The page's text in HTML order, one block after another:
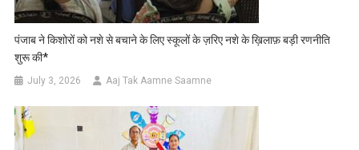
पंजाब ने किशोरों को नशे से बचाने के लिए स्कूलों के ज़रिए नशे के ख़िलाफ़ बड़ी रणनीति
शुरू की*
July 3, 2026 Aaj Tak Aamne Saamne